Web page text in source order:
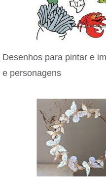
Desenhos para pintar e
e personagens